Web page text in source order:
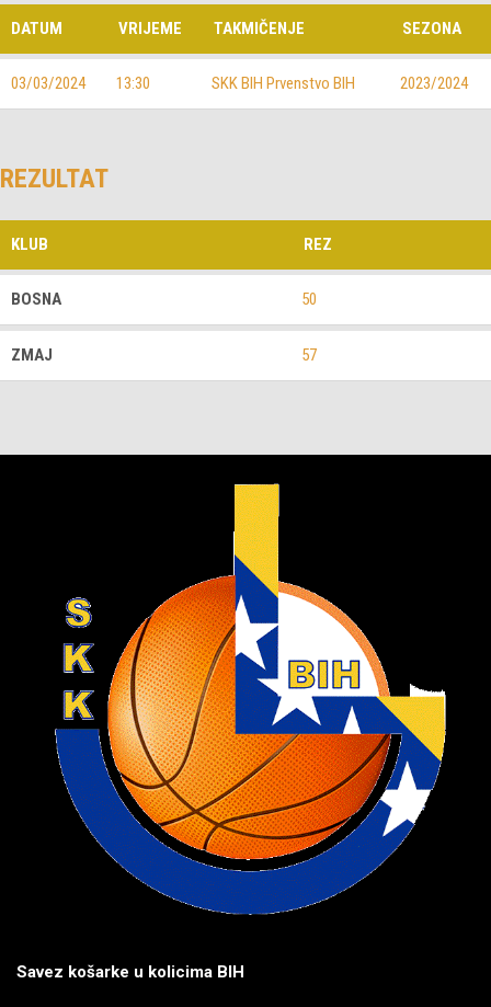
DATUM VRIJEME TAKMIČENJE SEZONA
03/03/2024 13:30 SKK BIH Prvenstvo BIH 2023/2024
REZULTAT
KLUB REZ
BOSNA 50
ZMAJ 57
Savez košarke u kolicima BIH